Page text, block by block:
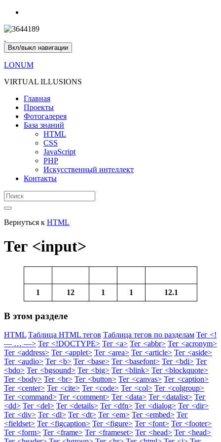
Вкл/выкл навигации
LONUM
VIRTUAL ILLUSIONS
Главная
Проекты
Фотогалерея
База знаний
HTML
CSS
JavaScript
PHP
Искусственный интеллект
Контакты
Search
for:
Вернуться к HTML
Тег <input>
1 12 1 1 12.1
В этом разделе
HTML Таблица HTML тегов Таблица тегов по разделам Тег <!
— … —> Тег <!DOCTYPE> Тег <a> Тег <abbr> Тег <acronym>
Тег <address> Тег <applet> Тег <area> Тег <article> Тег <aside>
Тег <audio> Тег <b> Тег <base> Тег <basefont> Тег <bdi> Тег
<bdo> Тег <bgsound> Тег <big> Тег <blink> Тег <blockquote>
Тег <body> Тег <br> Тег <button> Тег <canvas> Тег <caption>
Тег <center> Тег <cite> Тег <code> Тег <col> Тег <colgroup>
Тег <command> Тег <comment> Тег <data> Тег <datalist> Тег
<dd> Тег <del> Тег <details> Тег <dfn> Тег <dialog> Тег <dir>
Тег <div> Тег <dl> Тег <dt> Тег <em> Тег <embed> Тег
<fieldset> Тег <figcaption> Тег <figure> Тег <font> Тег <footer>
Тег <form> Тег <frame> Тег <frameset> Тег <head> Тег <head>